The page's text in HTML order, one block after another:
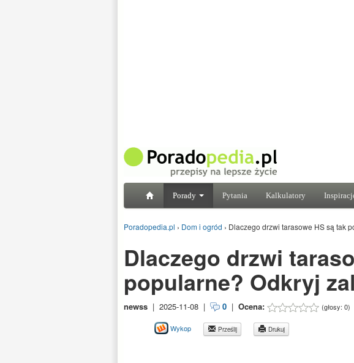
Porady Pytania Kalkulatory
Poradopedia.pl › Dom i ogród › Dlaczego drzwi tarasowe HS są tak
Dlaczego drzwi
popularne? Odkryj
newss | 2025-11-08 | 0 | Ocena: (głosy: 0)
Wykop Prześlij Drukuj